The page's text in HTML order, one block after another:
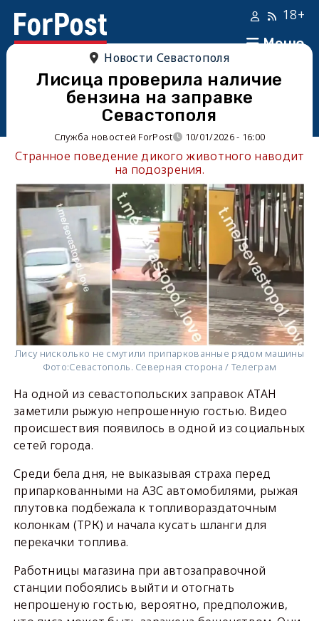
Меню
18+
Новости Севастополя
Лисица проверила наличие
бензина на заправке
Севастополя
Служба новостей ForPost 10/01/2026 - 16:00
Странное поведение дикого животного наводит
на подозрения.
Лису нисколько не смутили припаркованные рядом машины
Фото:Севастополь. Северная сторона / Телеграм
На одной из севастопольских заправок АТАН
заметили рыжую непрошенную гостью. Видео
происшествия появилось в одной из социальных
сетей города.
Среди бела дня, не выказывая страха перед
припаркованными на АЗС автомобилями, рыжая
плутовка подбежала к топливораздаточным
колонкам (ТРК) и начала кусать шланги для
перекачки топлива.
Работницы магазина при автозаправочной
станции побоялись выйти и отогнать
непрошеную гостью, вероятно, предположив,